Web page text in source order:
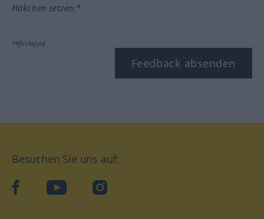
Häkchen setzen.*
*Pflichtfeld
Feedback absenden
Besuchen Sie uns auf:
facebookYouTube Instagram